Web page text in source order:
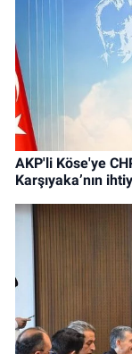
AKP'li Köse'ye
Karşıyaka’nın